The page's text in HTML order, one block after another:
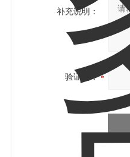
补充说明：
验证码：